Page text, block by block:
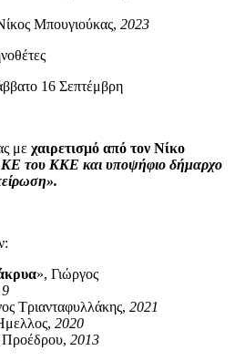
Μπουγιούκας, 2023
16 Σεπτέμβρη
με χαιρετισμό από τον Νίκο
του ΚΚΕ και υποψήφιο δήμαρχο
», Γιώργος
Τριανταφυλλάκης, 2021
2020
2013